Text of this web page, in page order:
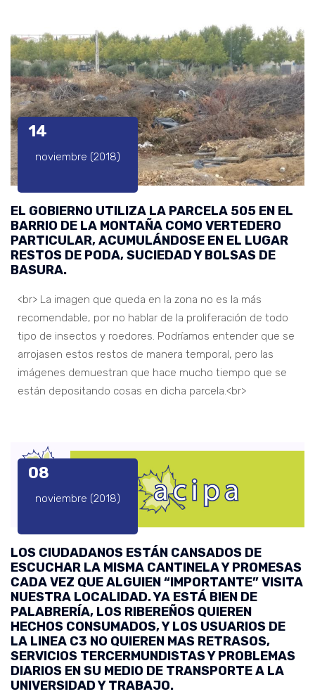
14
noviembre (2018)
EL GOBIERNO UTILIZA LA PARCELA 505 EN EL
BARRIO DE LA MONTAÑA COMO VERTEDERO
PARTICULAR, ACUMULÁNDOSE EN EL LUGAR
RESTOS DE PODA, SUCIEDAD Y BOLSAS DE
BASURA.
<br> La imagen que queda en la zona no es la más
recomendable, por no hablar de la proliferación de todo
tipo de insectos y roedores. Podríamos entender que se
arrojasen estos restos de manera temporal, pero las
imágenes demuestran que hace mucho tiempo que se
están depositando cosas en dicha parcela.<br>
08
noviembre (2018)
LOS CIUDADANOS ESTÁN CANSADOS DE
ESCUCHAR LA MISMA CANTINELA Y PROMESAS
CADA VEZ QUE ALGUIEN “IMPORTANTE” VISITA
NUESTRA LOCALIDAD. YA ESTÁ BIEN DE
PALABRERÍA, LOS RIBEREÑOS QUIEREN
HECHOS CONSUMADOS, Y LOS USUARIOS DE
LA LINEA C3 NO QUIEREN MAS RETRASOS,
SERVICIOS TERCERMUNDISTAS Y PROBLEMAS
DIARIOS EN SU MEDIO DE TRANSPORTE A LA
UNIVERSIDAD Y TRABAJO.